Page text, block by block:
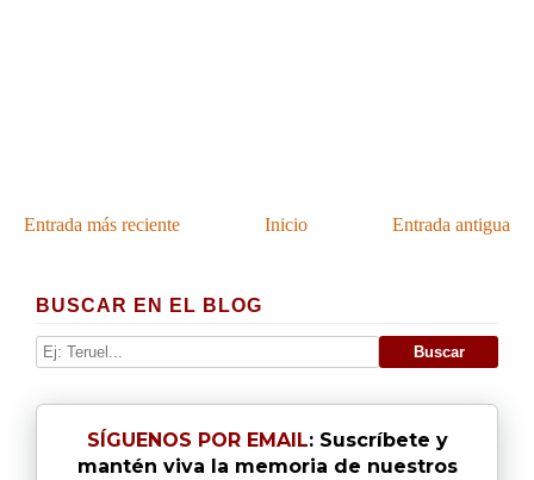
Entrada más reciente Entrada antigua
Inicio
BUSCAR EN EL BLOG
SÍGUENOS POR EMAIL: Suscríbete y
mantén viva la memoria de nuestros